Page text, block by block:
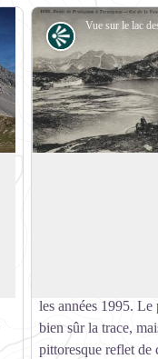
Point de vue
les années 1995. Le
bien sûr la trace,
pittoresque reflet de